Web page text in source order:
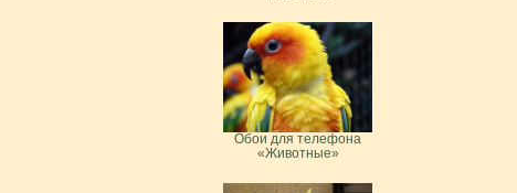
Обои для телефона
«Животные»